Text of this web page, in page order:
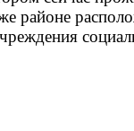
районе